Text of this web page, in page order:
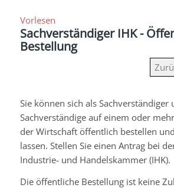
Vorlesen
Sachverständiger IHK -
Bestellung
Sie können sich als Sachverständiger
Sachverständige auf einem oder
der Wirtschaft öffentlich bestellen
lassen. Stellen Sie einen Antrag bei
Industrie- und Handelskammer (IHK).
Die öffentliche Bestellung ist keine